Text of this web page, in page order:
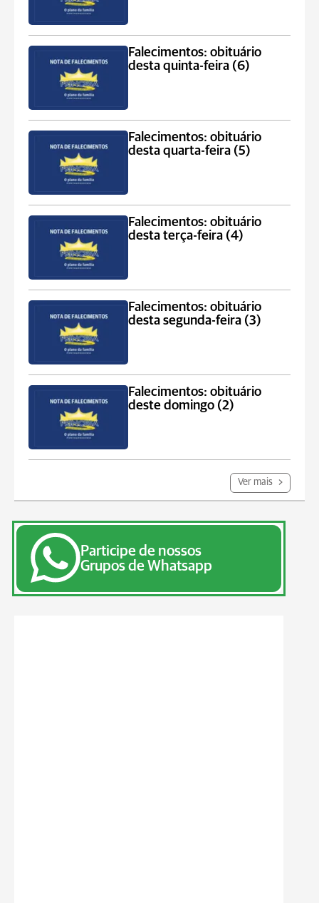
Falecimentos: obituário
desta quinta-feira (6)
Falecimentos: obituário
desta quarta-feira (5)
Falecimentos: obituário
desta terça-feira (4)
Falecimentos: obituário
desta segunda-feira (3)
Falecimentos: obituário
deste domingo (2)
Ver mais
Participe de nossos
Grupos de Whatsapp